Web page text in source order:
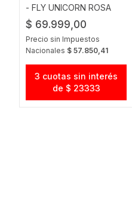
- FLY UNICORN ROSA
$ 69.999,00
Precio sin Impuestos
Nacionales $ 57.850,41
3 cuotas sin interés
de $ 23333